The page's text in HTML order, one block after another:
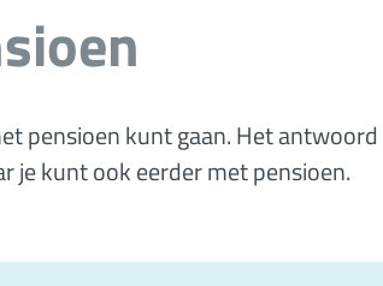
pensioen kunt gaan. Het antwoord
je kunt ook eerder met pensioen.